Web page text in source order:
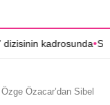
Serenay Sarıkaya’lı
Özacar’dan Sibel